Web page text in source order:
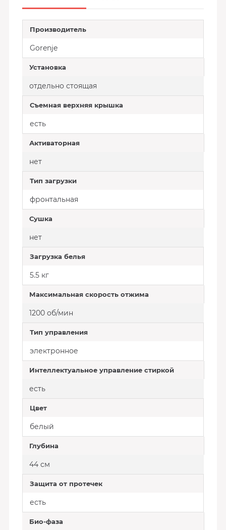
Производитель
Gorenje
Установка
отдельно стоящая
Съемная верхняя крышка
есть
Активаторная
нет
Тип загрузки
фронтальная
Сушка
нет
Загрузка белья
5.5 кг
Максимальная скорость отжима
1200 об/мин
Тип управления
электронное
Интеллектуальное управление стиркой
есть
Цвет
белый
Глубина
44 см
Защита от протечек
есть
Био-фаза